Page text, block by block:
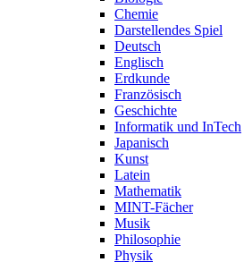
Chemie
Darstellendes Spiel
Deutsch
Englisch
Erdkunde
Französisch
Geschichte
Informatik und InTech
Japanisch
Kunst
Latein
Mathematik
MINT-Fächer
Musik
Philosophie
Physik